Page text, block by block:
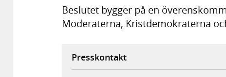
Beslutet bygger på en
Moderaterna, Kristdemokraterna
Presskontakt